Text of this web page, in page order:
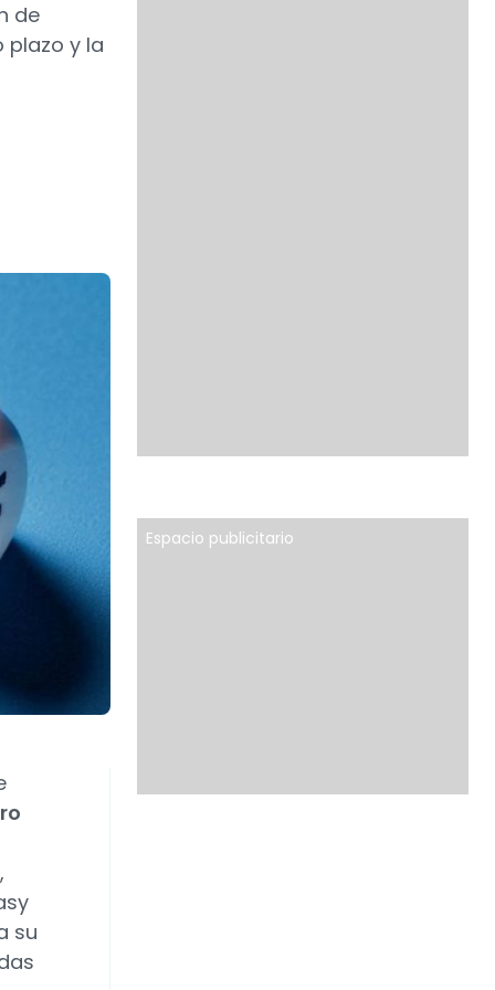
de
plazo y la
su
Espacio publicitario